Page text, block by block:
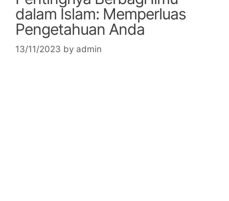
dalam Islam: Memperluas
Pengetahuan Anda
13/11/2023 by admin